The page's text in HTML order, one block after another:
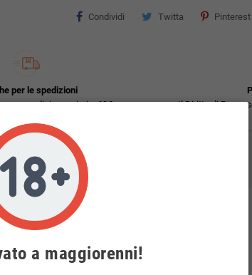
Condividi Twitta Pinterest
per le spedizioni
per ordini superiori a 69€
Il Diritto di
a maggiorenni!